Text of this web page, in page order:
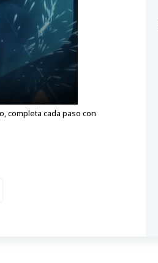
completa cada paso con